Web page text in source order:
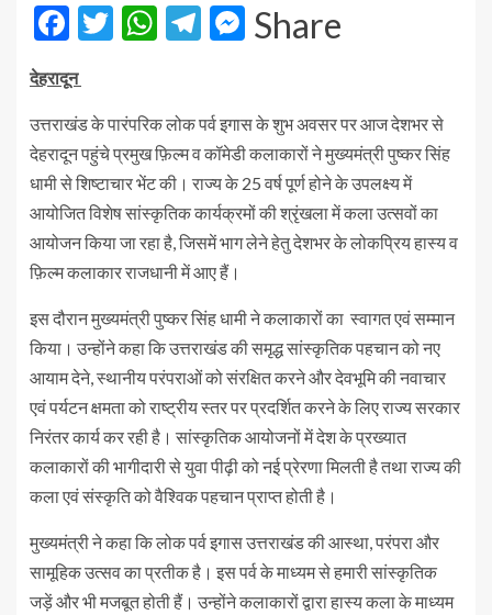
Facebook
Twitter
WhatsApp
Telegram
Messenger
Share
देहरादून
उत्तराखंड के पारंपरिक लोक पर्व इगास के शुभ अवसर पर आज देशभर से
देहरादून पहुंचे प्रमुख फ़िल्म व कॉमेडी कलाकारों ने मुख्यमंत्री पुष्कर सिंह
धामी से शिष्टाचार भेंट की। राज्य के 25 वर्ष पूर्ण होने के उपलक्ष्य में
आयोजित विशेष सांस्कृतिक कार्यक्रमों की श्रृंखला में कला उत्सवों का
आयोजन किया जा रहा है, जिसमें भाग लेने हेतु देशभर के लोकप्रिय हास्य व
फ़िल्म कलाकार राजधानी में आए हैं।
इस दौरान मुख्यमंत्री पुष्कर सिंह धामी ने कलाकारों का स्वागत एवं सम्मान
किया। उन्होंने कहा कि उत्तराखंड की समृद्ध सांस्कृतिक पहचान को नए
आयाम देने, स्थानीय परंपराओं को संरक्षित करने और देवभूमि की नवाचार
एवं पर्यटन क्षमता को राष्ट्रीय स्तर पर प्रदर्शित करने के लिए राज्य सरकार
निरंतर कार्य कर रही है। सांस्कृतिक आयोजनों में देश के प्रख्यात
कलाकारों की भागीदारी से युवा पीढ़ी को नई प्रेरणा मिलती है तथा राज्य की
कला एवं संस्कृति को वैश्विक पहचान प्राप्त होती है।
मुख्यमंत्री ने कहा कि लोक पर्व इगास उत्तराखंड की आस्था, परंपरा और
सामूहिक उत्सव का प्रतीक है। इस पर्व के माध्यम से हमारी सांस्कृतिक
जड़ें और भी मजबूत होती हैं। उन्होंने कलाकारों द्वारा हास्य कला के माध्यम